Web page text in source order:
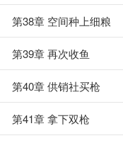
第38章 空间种上细粮
第39章 再次收鱼
第40章 供销社买枪
第41章 拿下双枪